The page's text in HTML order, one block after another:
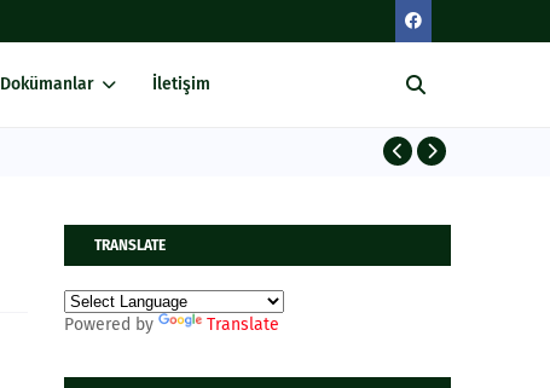
Dokümanlar İletişim
TRANSLATE
Powered by Translate